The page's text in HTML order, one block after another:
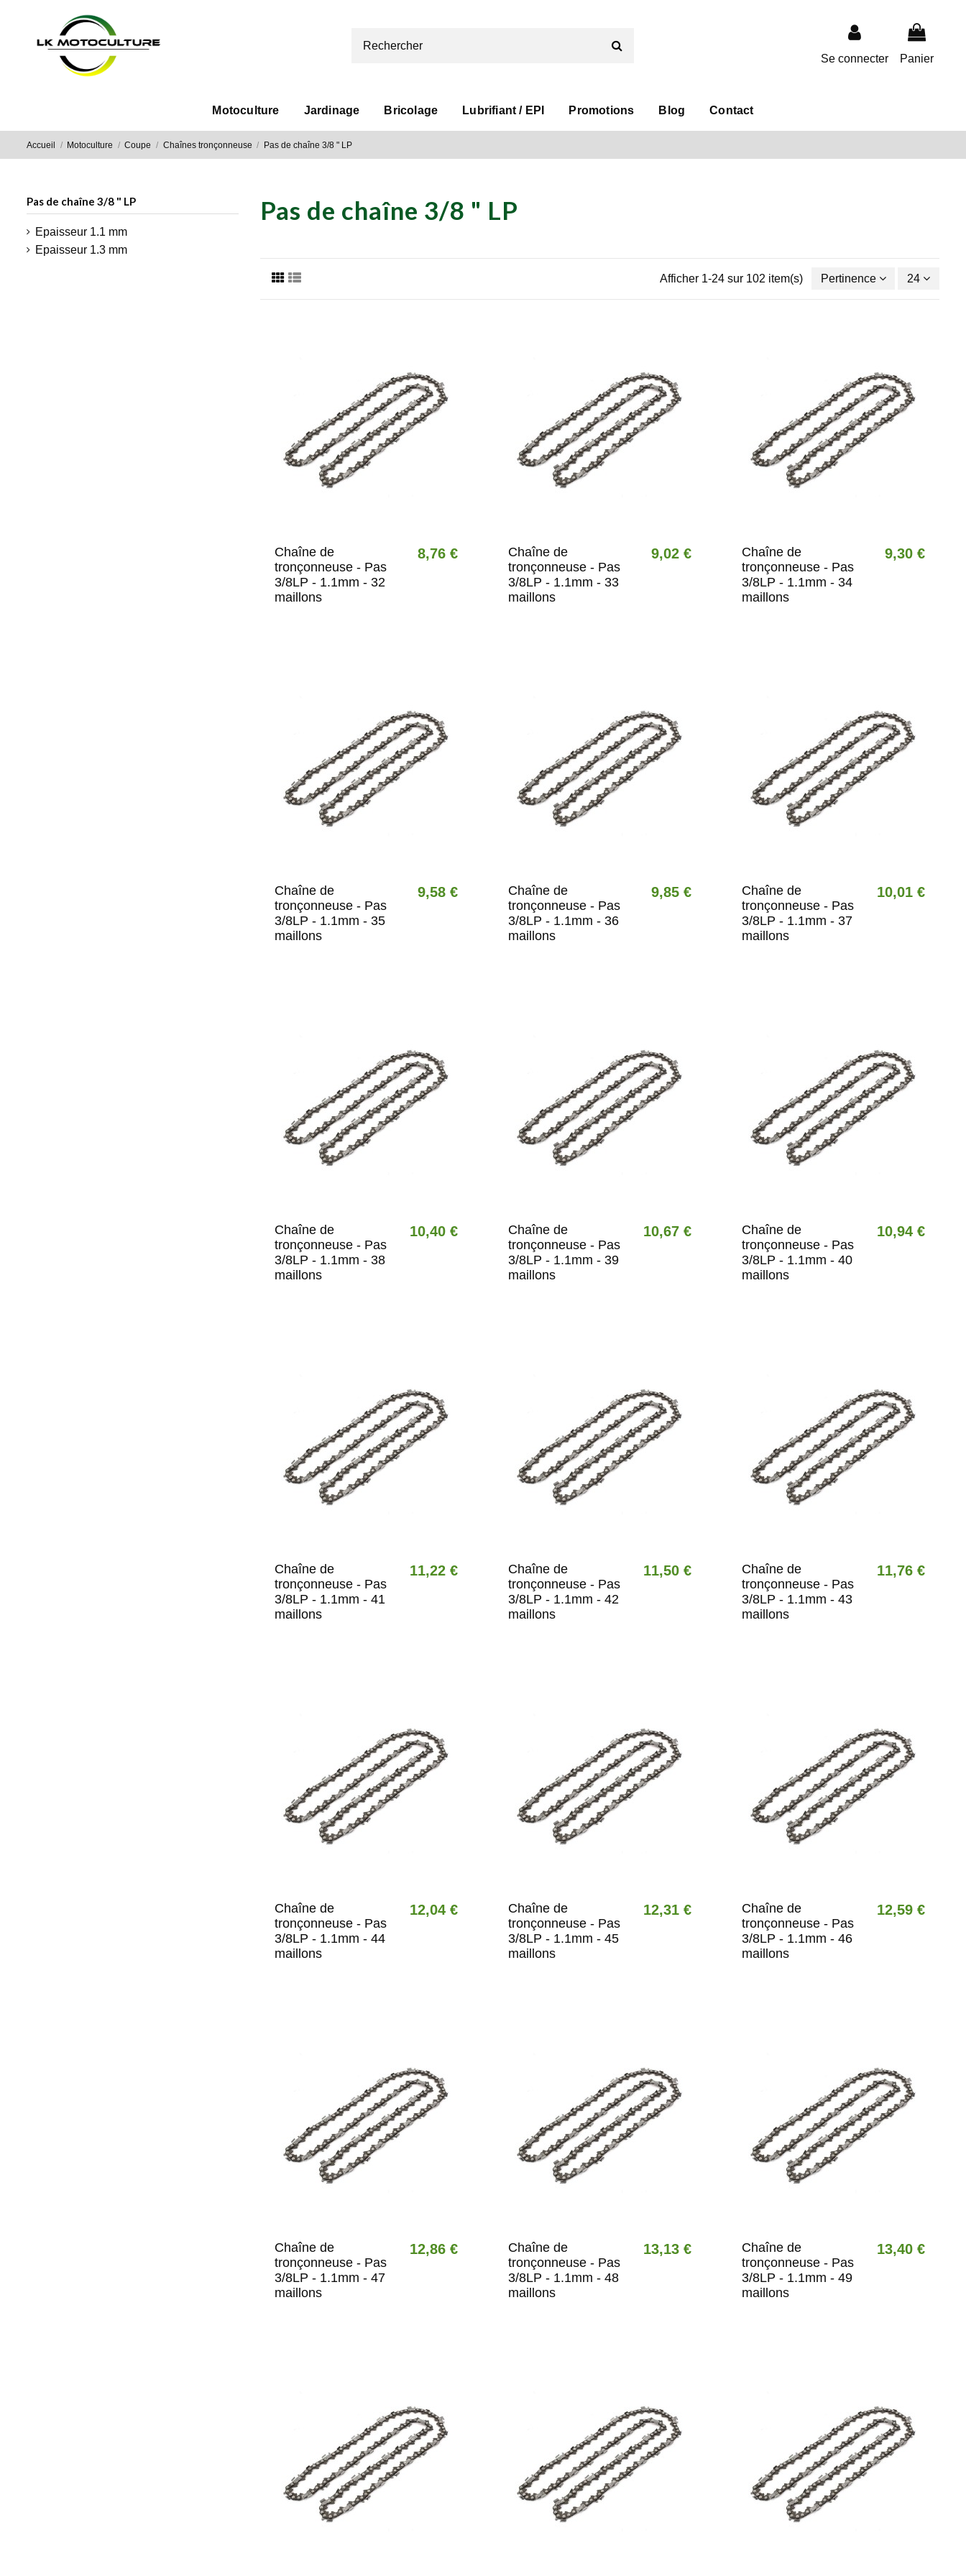
Se connecter Panier
Motoculture Jardinage Bricolage Lubrifiant / EPI Promotions Blog Contact
Accueil Motoculture Coupe Chaînes tronçonneuse Pas de chaîne 3/8 " LP
Pas de chaîne 3/8 " LP
Afficher 1-24 sur 102 item(s) Pertinence 24
Chaîne de
tronçonneuse - Pas
3/8LP - 1.1mm - 32
maillons
8,76 €
Chaîne de
tronçonneuse - Pas
3/8LP - 1.1mm - 33
maillons
9,02 €
Chaîne de
tronçonneuse - Pas
3/8LP - 1.1mm - 34
maillons
9,30 €
Chaîne de
tronçonneuse - Pas
3/8LP - 1.1mm - 35
maillons
9,58 €
Chaîne de
tronçonneuse - Pas
3/8LP - 1.1mm - 36
maillons
9,85 €
Chaîne de
tronçonneuse - Pas
3/8LP - 1.1mm - 37
maillons
10,01 €
Chaîne de
tronçonneuse - Pas
3/8LP - 1.1mm - 38
maillons
10,40 €
Chaîne de
tronçonneuse - Pas
3/8LP - 1.1mm - 39
maillons
10,67 €
Chaîne de
tronçonneuse - Pas
3/8LP - 1.1mm - 40
maillons
10,94 €
Chaîne de
tronçonneuse - Pas
3/8LP - 1.1mm - 41
maillons
11,22 €
Chaîne de
tronçonneuse - Pas
3/8LP - 1.1mm - 42
maillons
11,50 €
Chaîne de
tronçonneuse - Pas
3/8LP - 1.1mm - 43
maillons
11,76 €
Chaîne de
tronçonneuse - Pas
3/8LP - 1.1mm - 44
maillons
12,04 €
Chaîne de
tronçonneuse - Pas
3/8LP - 1.1mm - 45
maillons
12,31 €
Chaîne de
tronçonneuse - Pas
3/8LP - 1.1mm - 46
maillons
12,59 €
Chaîne de
tronçonneuse - Pas
3/8LP - 1.1mm - 47
maillons
12,86 €
Chaîne de
tronçonneuse - Pas
3/8LP - 1.1mm - 48
maillons
13,13 €
Chaîne de
tronçonneuse - Pas
3/8LP - 1.1mm - 49
maillons
13,40 €
Pas de chaîne 3/8 " LP
Epaisseur 1.1 mm
Epaisseur 1.3 mm